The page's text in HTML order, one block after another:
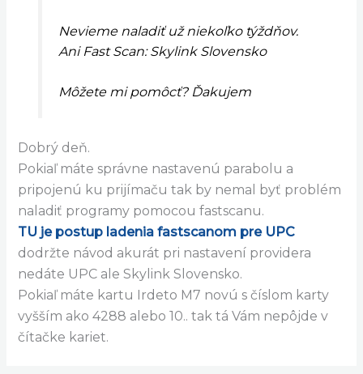
Nevieme naladiť už niekoľko týždňov.
Ani Fast Scan: Skylink Slovensko
Môžete mi pomôcť? Ďakujem
Dobrý deň.
Pokiaľ máte správne nastavenú parabolu a
pripojenú ku prijímaču tak by nemal byť problém
naladiť programy pomocou fastscanu.
TU je postup ladenia fastscanom pre UPC
dodržte návod akurát pri nastavení providera
nedáte UPC ale Skylink Slovensko.
Pokiaľ máte kartu Irdeto M7 novú s číslom karty
vyšším ako 4288 alebo 10.. tak tá Vám nepôjde v
čítačke kariet.